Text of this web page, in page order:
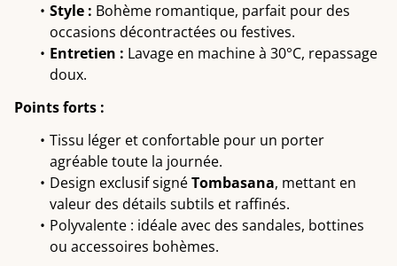
Style : Bohème romantique, parfait pour des
occasions décontractées ou festives.
Entretien : Lavage en machine à 30°C, repassage
doux.
Points forts :
Tissu léger et confortable pour un porter
agréable toute la journée.
Design exclusif signéTombasana, mettant en
valeur des détails subtils et raffinés.
Polyvalente : idéale avec des sandales, bottines
ou accessoires bohèmes.